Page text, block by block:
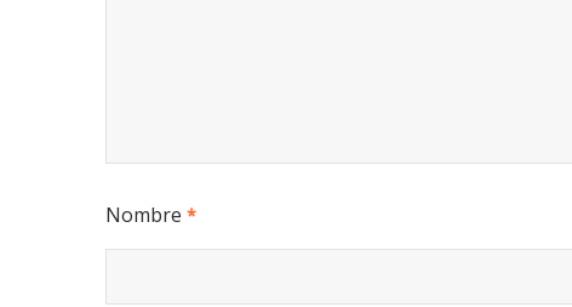
Nombre *